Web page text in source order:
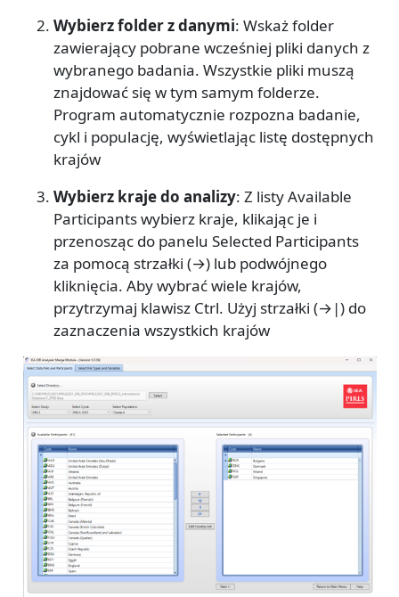
Wybierz folder z danymi: Wskaż folder
zawierający pobrane wcześniej pliki danych z
wybranego badania. Wszystkie pliki muszą
znajdować się w tym samym folderze.
Program automatycznie rozpozna badanie,
cykl i populację, wyświetlając listę dostępnych
krajów
Wybierz kraje do analizy: Z listy Available
Participants wybierz kraje, klikając je i
przenosząc do panelu Selected Participants
za pomocą strzałki (→) lub podwójnego
kliknięcia. Aby wybrać wiele krajów,
przytrzymaj klawisz Ctrl. Użyj strzałki (→|) do
zaznaczenia wszystkich krajów